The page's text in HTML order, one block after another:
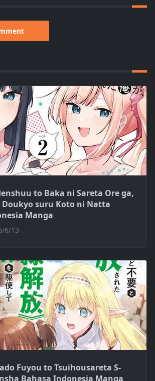
to Baka ni Sareta Ore ga,
Doukyo suru Koto ni Natta
Manga
6/13
Fuyou to Tsuihousareta S-
Bahasa Indonesia Manga